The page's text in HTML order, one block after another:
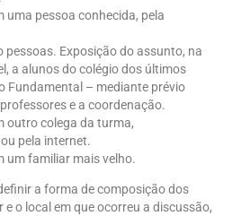
uma pessoa conhecida, pela
pessoas. Exposição do assunto, na
a alunos do colégio dos últimos
Fundamental – mediante prévio
e a coordenação.
outro colega da turma,
pela internet.
um familiar mais velho.
a forma de composição dos
o local em que ocorreu a discussão,